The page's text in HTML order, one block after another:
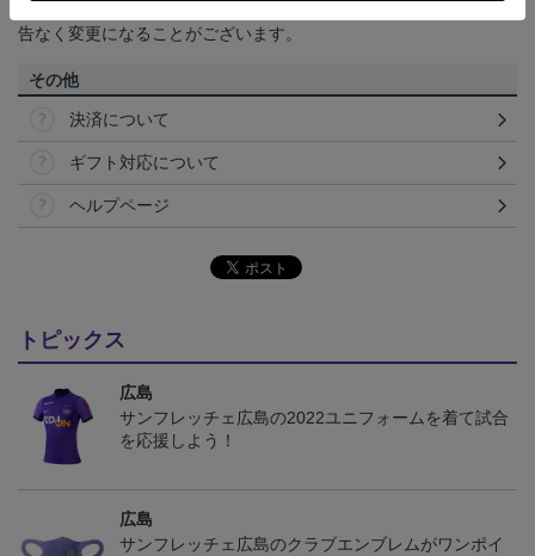
告なく変更になることがございます。
その他
決済について
ギフト対応について
ヘルプページ
トピックス
広島
サンフレッチェ広島の2022ユニフォームを着て試合
を応援しよう！
広島
サンフレッチェ広島のクラブエンブレムがワンポイ